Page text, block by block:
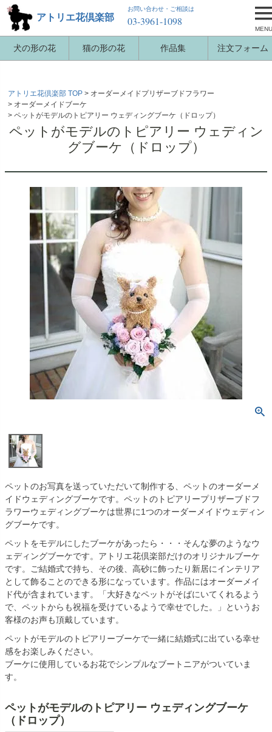
犬の形の花 猫の形の花 作品集 注文フォーム
アトリエ花倶楽部
お問い合わせ・ご相談は
03-3961-1098
MENU
アトリエ花倶楽部 TOP
オーダーメイドプリザーブドフラワー
オーダーメイドブーケ
ペットがモデルのトピアリー ウェディングブーケ（ドロップ）
ペットがモデルのトピアリー ウェディン
グブーケ（ドロップ）
ペットのお写真を送っていただいて制作する、ペットのオーダーメ
イドウェディングブーケです。ペットのトピアリープリザーブドフ
ラワーウェディングブーケは世界に1つのオーダーメイドウェディン
グブーケです。
ペットをモデルにしたブーケがあったら・・・そんな夢のようなウ
ェディングブーケです。アトリエ花倶楽部だけのオリジナルブーケ
です。ご結婚式で持ち、その後、高砂に飾ったり新居にインテリア
として飾ることのできる形になっています。作品にはオーダーメイ
ド代が含まれています。「大好きなペットがそばにいてくれるよう
で、ペットからも祝福を受けているようで幸せでした。」というお
客様のお声も頂戴しています。
ペットがモデルのトピアリーブーケで一緒に結婚式に出ている幸せ
感をお楽しみください。
ブーケに使用しているお花でシンプルなブートニアがついていま
す。
ペットがモデルのトピアリー ウェディングブーケ
（ドロップ）